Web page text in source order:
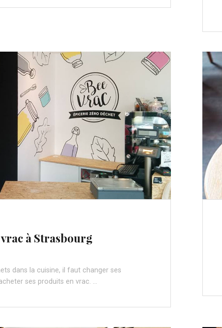
à Strasbourg
dans la cuisine, il faut changer ses
ses produits en vrac. …